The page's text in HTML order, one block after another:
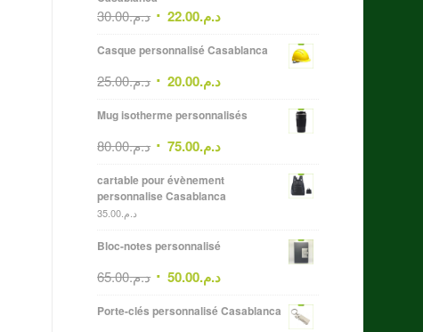
د.م.30.00 د.م.22.00
Casque personnalisé Casablanca
د.م.25.00 د.م.20.00
Mug isotherme personnalisés
د.م.80.00 د.م.75.00
cartable pour évènement
personnalise Casablanca
د.م. 35.00
Bloc-notes personnalisé
د.م.65.00 د.م.50.00
Porte-clés personnalisé Casablanca